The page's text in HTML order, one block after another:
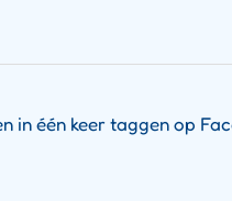
in één keer taggen op